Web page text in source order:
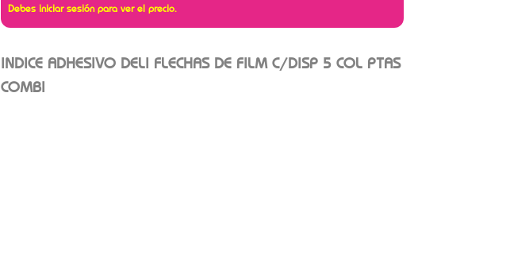
Debes iniciar sesión para ver el precio.
INDICE ADHESIVO DELI FLECHAS DE FILM C/DISP 5 COL PTAS
COMBI